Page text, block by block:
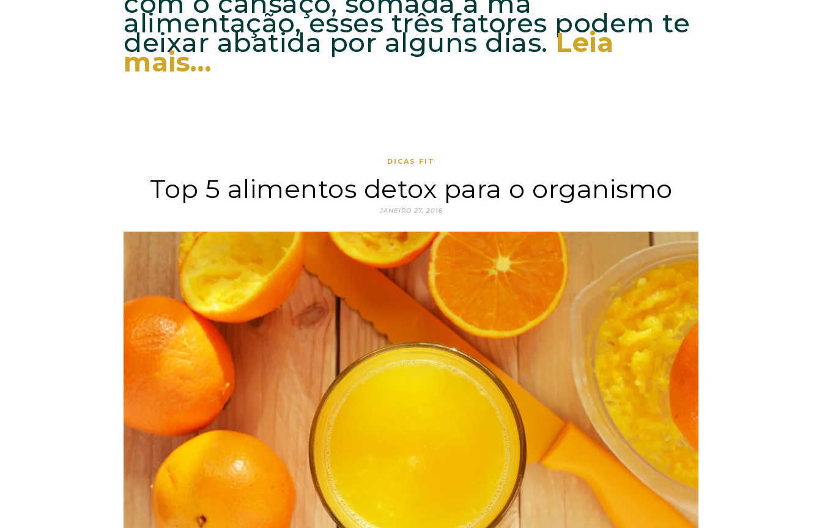
alimentação, esses três fatores podem te
deixar abatida por alguns dias. Leia
mais…
DICAS FIT
Top 5 alimentos detox para o organismo
JANEIRO 27, 2016